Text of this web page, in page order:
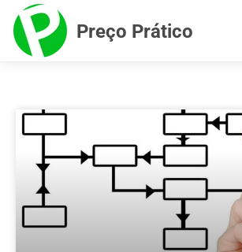
Preço Prático